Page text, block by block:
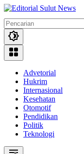
Langsung
konten
Advetorial
Hukrim
Internasional
Kesehatan
Otomotif
Pendidikan
Politik
Teknologi